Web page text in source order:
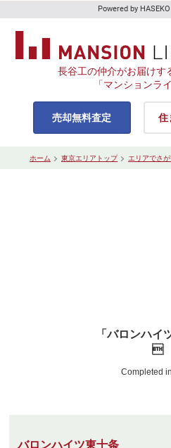
Powered by
長谷工の仲介がお届けす
「マンションラ
売却無料査定 住
ホーム 東京エリアトップ エリアでさ
「バロンハイ

Completed
バロンハイツ東十条